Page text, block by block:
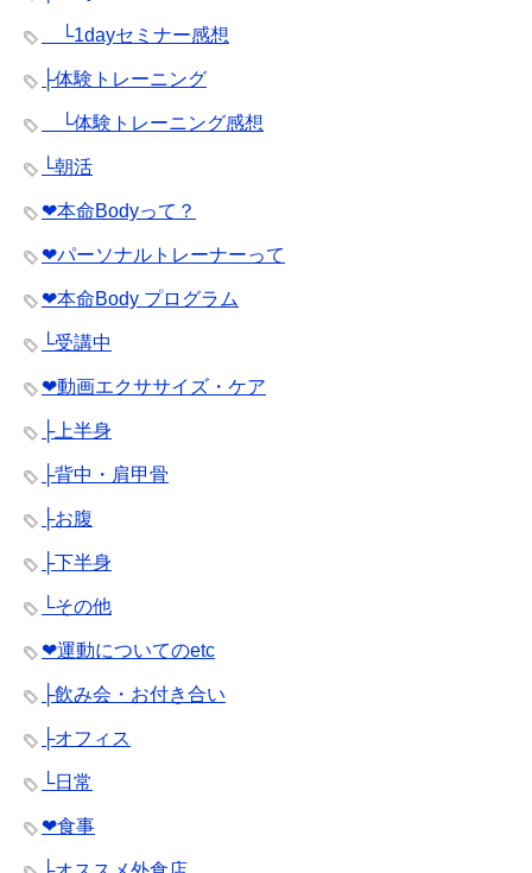
└1dayセミナー感想
├体験トレーニング
└体験トレーニング感想
└朝活
❤︎本命Bodyって？
❤︎パーソナルトレーナーって
❤︎本命Body プログラム
└受講中
❤︎動画エクササイズ・ケア
├上半身
├背中・肩甲骨
├お腹
├下半身
└その他
❤︎運動についてのetc
├飲み会・お付き合い
├オフィス
└日常
❤︎食事